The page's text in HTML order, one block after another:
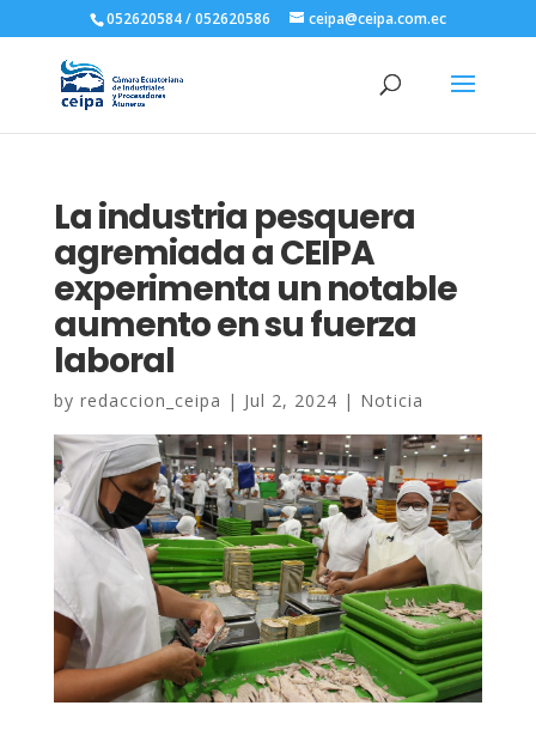
052620584 / 052620586 ceipa@ceipa.com.ec
La industria pesquera
agremiada a CEIPA
experimenta un notable
aumento en su fuerza
laboral
by redaccion_ceipa | Jul 2, 2024 | Noticia